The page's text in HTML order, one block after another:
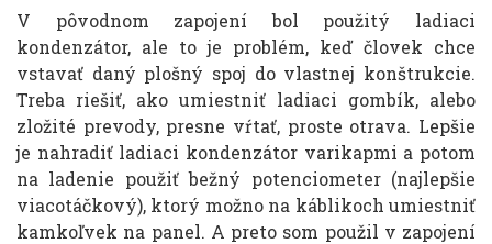
V pôvodnom zapojení bol použitý ladiaci
kondenzátor, ale to je problém, keď človek chce
vstavať daný plošný spoj do vlastnej konštrukcie.
Treba riešiť, ako umiestniť ladiaci gombík, alebo
zložité prevody, presne vŕtať, proste otrava. Lepšie
je nahradiť ladiaci kondenzátor varikapmi a potom
na ladenie použiť bežný potenciometer (najlepšie
viacotáčkový), ktorý možno na káblikoch umiestniť
kamkoľvek na panel. A preto som použil v zapojení